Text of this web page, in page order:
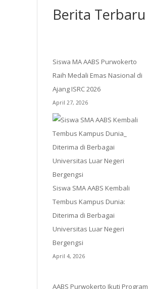
Berita Terbaru
Siswa MA AABS Purwokerto
Raih Medali Emas Nasional di
Ajang ISRC 2026
April 27, 2026
Siswa SMA AABS Kembali
Tembus Kampus Dunia:
Diterima di Berbagai
Universitas Luar Negeri
Bergengsi
April 4, 2026
AABS Purwokerto Ikuti Program